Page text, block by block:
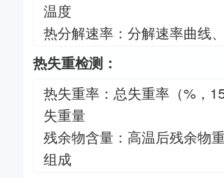
温度
热分解速率：分解速率曲线
热失重检测：
热失重率：总失重率（%，
失重量
残余物含量：高温后残余物
组成